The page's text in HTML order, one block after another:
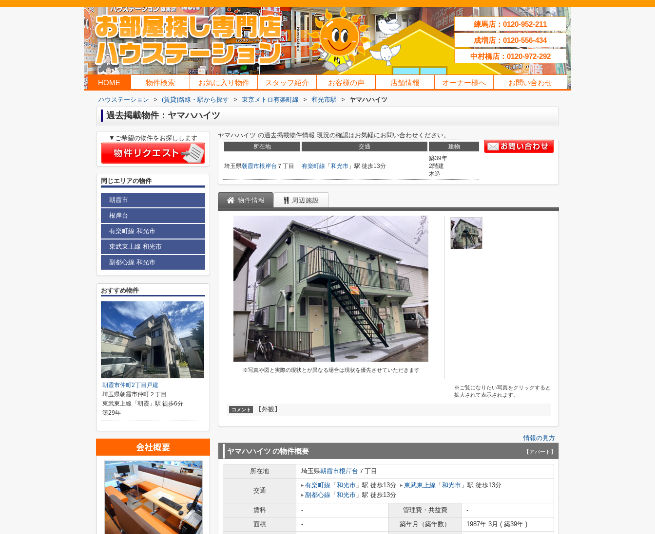
練馬店：0120-952-211
成増店：0120-556-434
中村橋店：0120-972-292
HOME 物件検索 お気に入り物件 スタッフ紹介 お客様の声 店舗情報 オーナー様へ お問い合わせ
ハウステーション > (賃貸)路線・駅から探す > 東京メトロ有楽町線 > 和光市駅 > ヤマハハイツ
過去掲載物件：ヤマハハイツ
ヤマハハイツ の過去掲載物件情報 現況の確認はお気軽にお問い合わせください。
所在地 交通 建物
埼玉県朝霞市根岸台 ７丁目 有楽町線 「 和光市 」駅 徒歩13分
築39年
2階建
木造
物件情報 周辺施設
※写真や図と実際の現状とが異なる場合は現状を優先させていただきます
※ご覧になりたい写真をクリックすると
拡大されて表示されます。
コメント 【外観】
情報の見方
ヤマハハイツ の物件概要 【アパート】
所在地 埼玉県朝霞市根岸台 ７丁目
交通
有楽町線 「 和光市 」駅 徒歩13分 東武東上線 「 和光市 」駅 徒歩13分
副都心線 「 和光市 」駅 徒歩13分
賃料 - 管理費・共益費
-
面積
- 築年月（築年数）
1987年 3月 ( 築39年 )
▼ご希望の物件をお探しします
同じエリアの物件
朝霞市
根岸台
有楽町線 和光市
東武東上線 和光市
副都心線 和光市
おすすめ物件
朝霞市仲町2丁目戸建
埼玉県朝霞市仲町２丁目
東武東上線「朝霞」駅 徒歩6分
築29年